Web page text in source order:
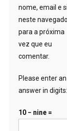
nome, email e
neste
para a próxima
vez que eu
comentar.
Please enter an
answer in digits:
10 − nine =